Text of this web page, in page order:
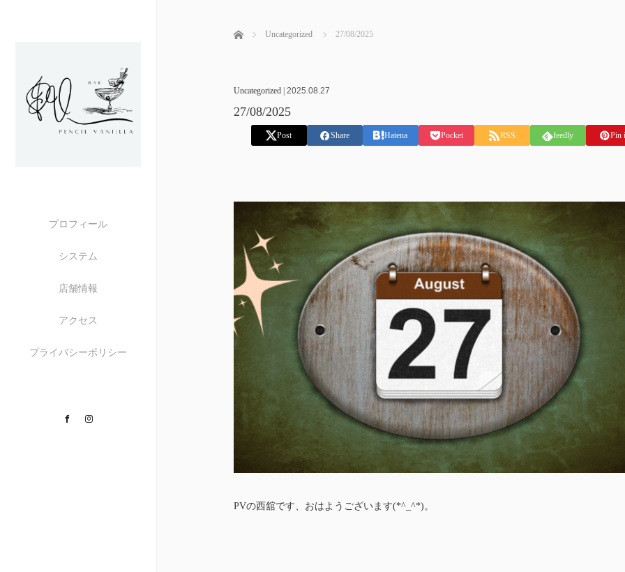
プロフィール
システム
店舗情報
アクセス
プライバシーポリシー
Facebook
ホーム Uncategorized 27/08/2025
Uncategorized| 2025.08.27
27/08/2025
Post Share Hatena Pocket RSS feedly Pin
PVの西舘です、おはようございます(*^_^*)。